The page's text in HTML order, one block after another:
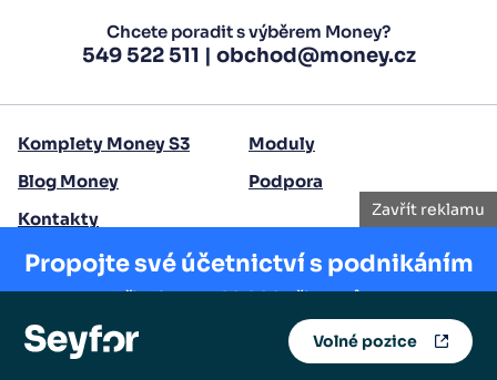
Zavřít reklamu
Propojte své účetnictví s podnikáním
Přidejte se k 20 000 uživatelům.
Vyzkoušet zdarma
Chcete poradit s výběrem Money?
549 522 511 | obchod@money.cz
Komplety Money S3
Moduly
Blog Money
Podpora
Kontakty
Copyright 2026 Seyfor, a. s.
Volné pozice